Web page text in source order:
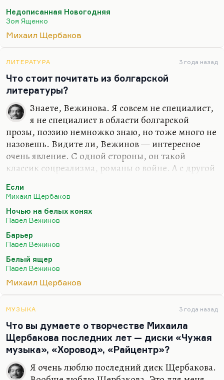
журфака: первокурсники показывают свои
таланты вечерникам, а вечерники,
соответственно, им. И вот Зоя Ященко (кстати
моей подруги Марии Старожицкой, которая
сейчас известный киевский режиссер, а тогда
была известный киевский журналист) спела
«Новогоднюю недописанную», которая сегодня
— одна из самых известных ее песен. Я один раз
Недописанная Новогодняя
Зоя Ященко
Михаил Щербаков
ЛИТЕРАТУРА 3 года назад
Что стоит почитать из болгарской
литературы?
Знаете, Вежинова. Я совсем не специалист,
я не специалист в области болгарской
прозы, поэзию немножко знаю, но тоже много не
назовешь. Видите ли, Вежинов — интересное
очень явление. С одной стороны, он такой
классик соцреализма, романы о войне. А с другой
конях».
Самая известная его вещь была, конечно,
«Барьер», благодаря экранизации, в которой
Смоктуновский сыграл замечательно, хотя
«Барьер» — не лучшая его проза. А вот Ночью на
белых конях» — знаете, так меня это зажгло в
свое время, грандиозная повесть. Роман на самом
деле целый. И, конечно, «Белый ящер».
Мне кажется, это такой странный пандан к…
Если
Михаил Щербаков
Ночью на белых конях
Павел Вежинов
Барьер
Павел Вежинов
Белый ящер
Павел Вежинов
Михаил Щербаков
МУЗЫКА 3 года назад
Что вы думаете о творчестве Михаила
Щербакова последних лет — диски «Чужая
музыка», «Хоровод», «Райцентр»?
Я очень люблю последний диск Щербакова.